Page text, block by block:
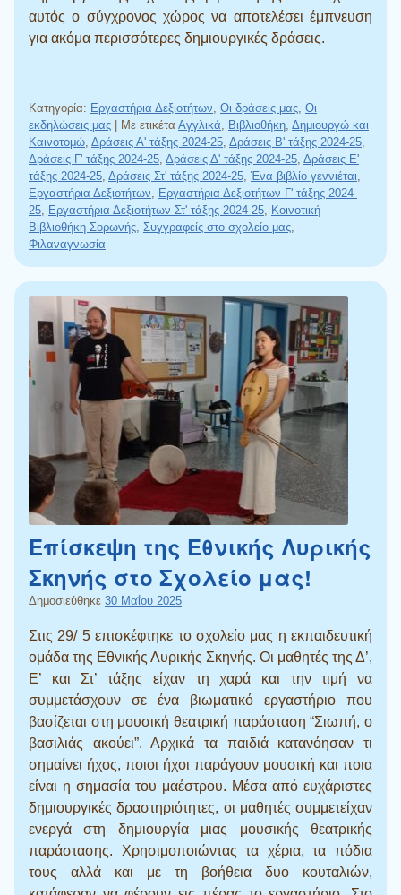
αυτός ο σύγχρονος χώρος να αποτελέσει έμπνευση
για ακόμα περισσότερες δημιουργικές δράσεις.
Κατηγορία: Εργαστήρια Δεξιοτήτων, Οι δράσεις μας, Οι
εκδηλώσεις μας
Με ετικέτα Αγγλικά, Βιβλιοθήκη, Δημιουργώ και
Καινοτομώ, Δράσεις Α' τάξης 2024-25, Δράσεις Β' τάξης 2024-25,
Δράσεις Γ' τάξης 2024-25, Δράσεις Δ' τάξης 2024-25, Δράσεις Ε'
τάξης 2024-25, Δράσεις Στ' τάξης 2024-25, Ένα βιβλίο γεννιέται,
Εργαστήρια Δεξιοτήτων, Εργαστήρια Δεξιοτήτων Γ' τάξης 2024-
25, Εργαστήρια Δεξιοτήτων Στ' τάξης 2024-25, Κοινοτική
Βιβλιοθήκη Σορωνής, Συγγραφείς στο σχολείο μας,
Φιλαναγνωσία
Επίσκεψη της Εθνικής Λυρικής
Σκηνής στο Σχολείο μας!
Δημοσιεύθηκε 30 Μαΐου 2025
Στις 29/ 5 επισκέφτηκε το σχολείο μας η εκπαιδευτική
ομάδα της Εθνικής Λυρικής Σκηνής. Οι μαθητές της Δ’,
Ε’ και Στ’ τάξης είχαν τη χαρά και την τιμή να
συμμετάσχουν σε ένα βιωματικό εργαστήριο που
βασίζεται στη μουσική θεατρική παράσταση “Σιωπή, ο
βασιλιάς ακούει”. Αρχικά τα παιδιά κατανόησαν τι
σημαίνει ήχος, ποιοι ήχοι παράγουν μουσική και ποια
είναι η σημασία του μαέστρου. Μέσα από ευχάριστες
δημιουργικές δραστηριότητες, οι μαθητές συμμετείχαν
ενεργά στη δημιουργία μιας μουσικής θεατρικής
παράστασης. Χρησιμοποιώντας τα χέρια, τα πόδια
τους αλλά και με τη βοήθεια δυο κουταλιών,